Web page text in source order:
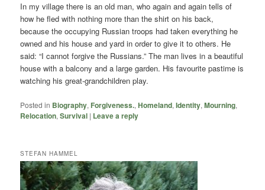
In my village there is an old man, who again and again tells of
how he fled with nothing more than the shirt on his back,
because the occupying Russian troops had taken everything he
owned and his house and yard in order to give it to others. He
said: “I cannot forgive the Russians.” The man lives in a beautiful
house with a balcony and a large garden. His favourite pastime is
watching his great-grandchildren play.
Posted in Biography, Forgiveness.,Homeland,Identity,Mourning,
Relocation,Survival | Leave a reply
STEFAN HAMMEL